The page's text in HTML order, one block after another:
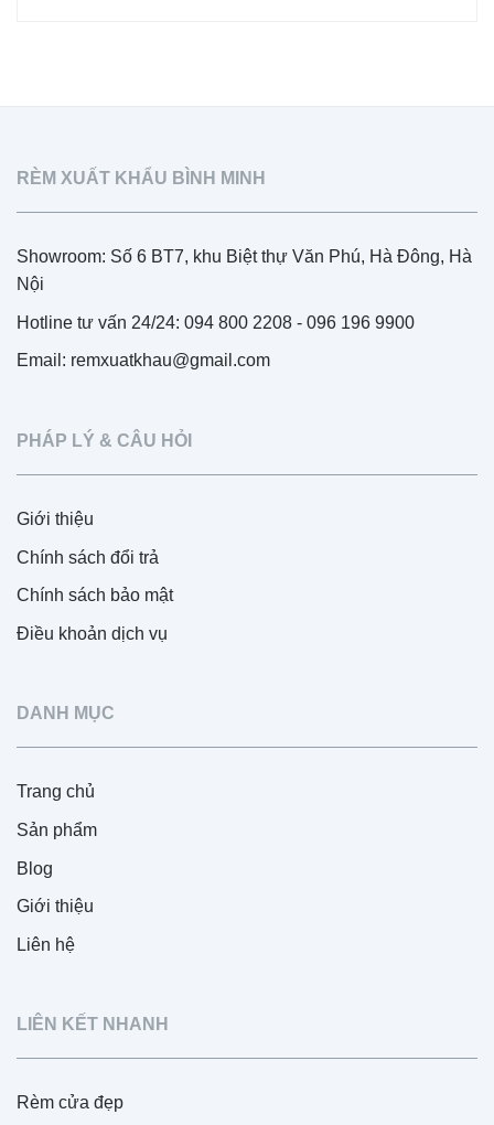
RÈM XUẤT KHẨU BÌNH MINH
Showroom: Số 6 BT7, khu Biệt thự Văn Phú, Hà Đông, Hà
Nội
Hotline tư vấn 24/24: 094 800 2208 - 096 196 9900
Email: remxuatkhau@gmail.com
PHÁP LÝ & CÂU HỎI
Giới thiệu
Chính sách đổi trả
Chính sách bảo mật
Điều khoản dịch vụ
DANH MỤC
Trang chủ
Sản phẩm
Blog
Giới thiệu
Liên hệ
LIÊN KẾT NHANH
Rèm cửa đẹp